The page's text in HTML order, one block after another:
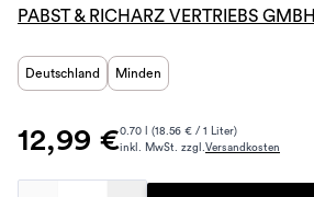
PABST & RICHARZ VERTRIEBS GMBH
Deutschland Minden
12,99 €0.70 l (18.56 € / 1 Liter)
inkl. MwSt. zzgl.Versandkosten